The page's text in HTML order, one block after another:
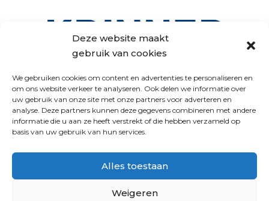
Deze website maakt
gebruik van cookies
We gebruiken cookies om content en advertenties te personaliseren en
om ons website verkeer te analyseren. Ook delen we informatie over
uw gebruik van onze site met onze partners voor adverteren en
analyse. Deze partners kunnen deze gegevens combineren met andere
informatie die u aan ze heeft verstrekt of die hebben verzameld op
basis van uw gebruik van hun services.
Alles toestaan
Weigeren
VOLG ONS